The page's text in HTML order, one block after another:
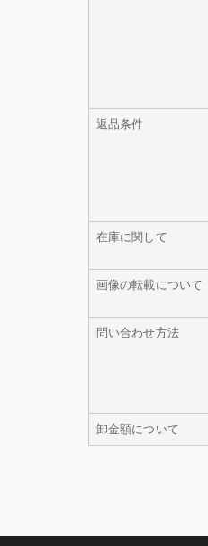
返品条件
在庫に関して
画像の転載について
問い合わせ方法
卸金額について